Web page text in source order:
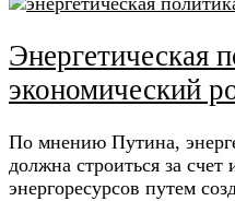
Энергетическая
экономический
По мнению Путина,
должна строиться за счет
энергоресурсов путем